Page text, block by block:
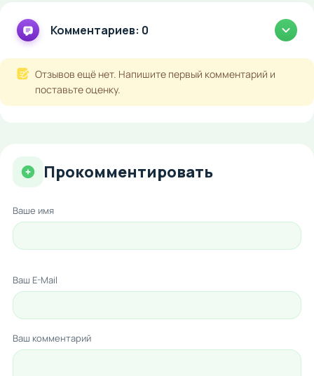
Комментариев: 0
Отзывов ещё нет. Напишите первый комментарий и
поставьте оценку.
Прокомментировать
Ваше имя
Ваш E-Mail
Ваш комментарий